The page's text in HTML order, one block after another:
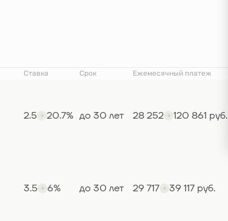
Ставка Срок
Ежемесячный платеж
2.5 20.7% до 30 лет 28 252 120 861 руб.
3.5 6% до 30 лет 29 717 39 117 руб.